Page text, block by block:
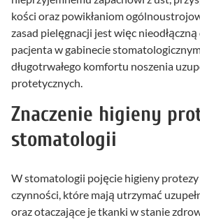
kości oraz powikłaniom
zasad pielęgnacji jest więc
pacjenta w gabinecie
długotrwałego komfortu noszenia
protetycznych.
Znaczenie higieny
stomatologii
W stomatologii pojęcie higieny
czynności, które mają utrzymać
oraz otaczające je tkanki w stanie